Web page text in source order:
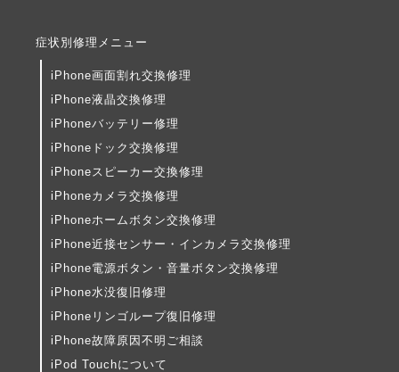
症状別修理メニュー
iPhone画面割れ交換修理
iPhone液晶交換修理
iPhoneバッテリー修理
iPhoneドック交換修理
iPhoneスピーカー交換修理
iPhoneカメラ交換修理
iPhoneホームボタン交換修理
iPhone近接センサー・インカメラ交換修理
iPhone電源ボタン・音量ボタン交換修理
iPhone水没復旧修理
iPhoneリンゴループ復旧修理
iPhone故障原因不明ご相談
iPod Touchについて